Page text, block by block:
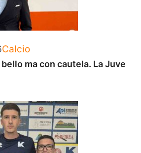
Categorie
Calcio
ma con cautela. La Juve